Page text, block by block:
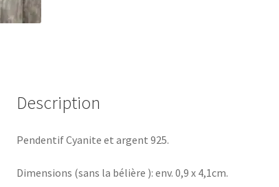
Description
Pendentif Cyanite et argent 925.
Dimensions (sans la bélière ): env. 0,9 x 4,1cm.